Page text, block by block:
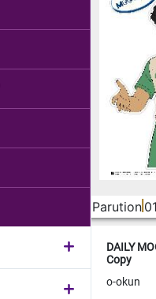
Parution
DAILY
Copy
o-okun